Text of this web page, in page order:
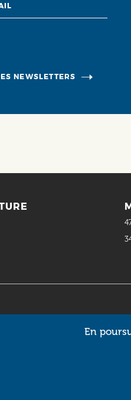
NEWSLETTERS
Intuitiv Interactive
En